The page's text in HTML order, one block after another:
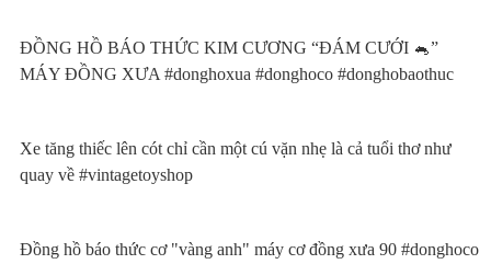
ĐỒNG HỒ BÁO THỨC KIM CƯƠNG “ĐÁM CƯỚI 🐁”
MÁY ĐỒNG XƯA #donghoxua #donghoco #donghobaothuc
Xe tăng thiếc lên cót chỉ cần một cú vặn nhẹ là cả tuổi thơ như
quay về #vintagetoyshop
Đồng hồ báo thức cơ "vàng anh" máy cơ đồng xưa 90 #donghoco